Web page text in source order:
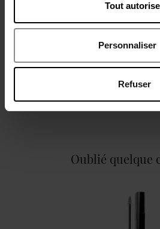
Tout
Personnaliser
Refuser
Description
Caractéristiques
Oublié quelque